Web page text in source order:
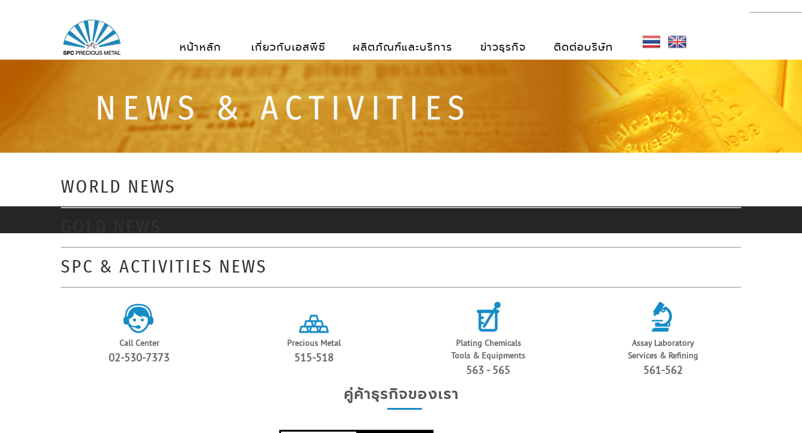
หน้าหลัก เกี่ยวกับเอสพีซี ผลิตภัณฑ์และบริการ ข่าวธุรกิจ ติดต่อบริษัท
WORLD NEWS
SPC & ACTIVITIES NEWS
Call Center
02-530-7373
Precious Metal
515-518
Plating Chemicals
Tools & Equipments
563 - 565
Assay Laboratory
Services & Refining
561-562
คู่ค้าธุรกิจของเรา